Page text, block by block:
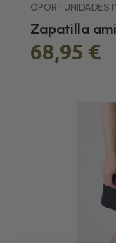
OPORTUNIDADES
Zapatilla
68,95 €